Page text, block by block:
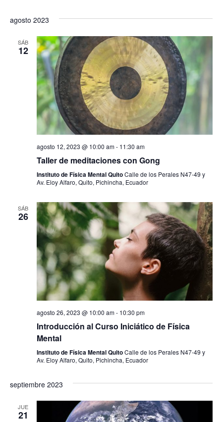
t
o
s
agosto 2023
SÁB
12
agosto 12, 2023 @ 10:00 am- 11:30 am
Taller de meditaciones con Gong
Instituto de Física Mental QuitoCalle de los Perales N47-49 y
Av. Eloy Alfaro, Quito, Pichincha, Ecuador
SÁB
26
agosto 26, 2023 @ 10:00 am- 10:30 pm
Introducción al Curso Iniciático de Física
Mental
Instituto de Física Mental QuitoCalle de los Perales N47-49 y
Av. Eloy Alfaro, Quito, Pichincha, Ecuador
septiembre 2023
JUE
21